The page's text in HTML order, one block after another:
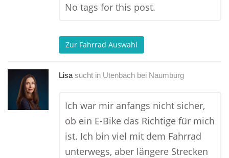
No tags for this post.
Zur Fahrrad Auswahl
Lisa sucht in Utenbach bei Naumburg
Ich war mir anfangs nicht sicher,
ob ein E-Bike das Richtige für mich
ist. Ich bin viel mit dem Fahrrad
unterwegs, aber längere Strecken